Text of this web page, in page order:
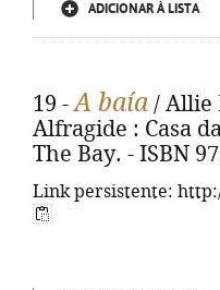
ADICIONAR À LISTA
19 -A baía / Allie
Alfragide : Casa
The Bay. - ISBN
Link persistente: